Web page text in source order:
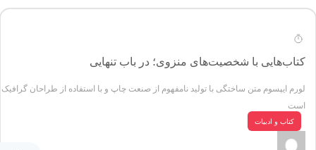
کتاب‌هایی با شخصیت‌های منزوی؛ در باب تنهایی
لورم ایپسوم متن ساختگی با تولید نامفهوم از صنعت چاپ و با استفاده از طراحان گرافیک
است
کتاب و ادبیات